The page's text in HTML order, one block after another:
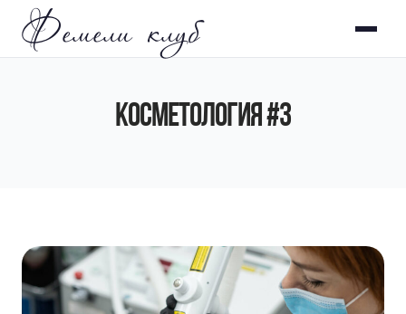
Фемели клуб
КОСМЕТОЛОГИЯ #3